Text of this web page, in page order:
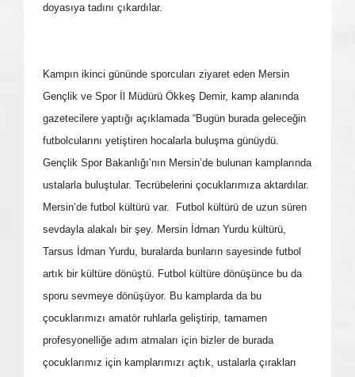
doyasıya tadını çıkardılar.
Kampın ikinci gününde sporcuları ziyaret eden Mersin
Gençlik ve Spor İl Müdürü Ökkeş Demir, kamp alanında
gazetecilere yaptığı açıklamada “Bugün burada geleceğin
futbolcularını yetiştiren hocalarla buluşma günüydü.
Gençlik Spor Bakanlığı’nın Mersin’de bulunan kamplarında
ustalarla buluştular. Tecrübelerini çocuklarımıza aktardılar.
Mersin’de futbol kültürü var. Futbol kültürü de uzun süren
sevdayla alakalı bir şey. Mersin İdman Yurdu kültürü,
Tarsus İdman Yurdu, buralarda bunların sayesinde futbol
artık bir kültüre dönüştü. Futbol kültüre dönüşünce bu da
sporu sevmeye dönüşüyor. Bu kamplarda da bu
çocuklarımızı amatör ruhlarla geliştirip, tamamen
profesyonelliğe adım atmaları için bizler de burada
çocuklarımız için kamplarımızı açtık, ustalarla çırakları